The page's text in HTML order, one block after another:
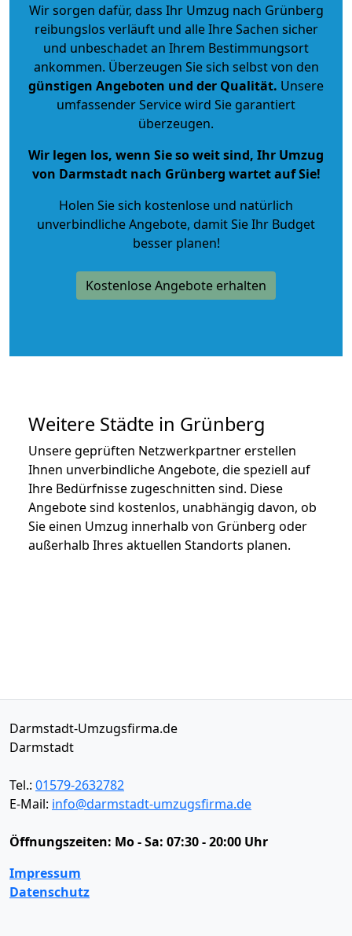
Wir sorgen dafür, dass Ihr Umzug nach Grünberg
reibungslos verläuft und alle Ihre Sachen sicher
und unbeschadet an Ihrem Bestimmungsort
ankommen. Überzeugen Sie sich selbst von den
günstigen Angeboten und der Qualität. Unsere
umfassender Service wird Sie garantiert
überzeugen.
Wir legen los, wenn Sie so weit sind, Ihr Umzug
von Darmstadt nach Grünberg wartet auf Sie!
Holen Sie sich kostenlose und natürlich
unverbindliche Angebote, damit Sie Ihr Budget
besser planen!
Kostenlose Angebote erhalten
Weitere Städte in Grünberg
Unsere geprüften Netzwerkpartner erstellen
Ihnen unverbindliche Angebote, die speziell auf
Ihre Bedürfnisse zugeschnitten sind. Diese
Angebote sind kostenlos, unabhängig davon, ob
Sie einen Umzug innerhalb von Grünberg oder
außerhalb Ihres aktuellen Standorts planen.
Darmstadt-Umzugsfirma.de
Darmstadt
Tel.: 01579-2632782
E-Mail: info@darmstadt-umzugsfirma.de
Öffnungszeiten: Mo - Sa: 07:30 - 20:00 Uhr
Impressum
Datenschutz